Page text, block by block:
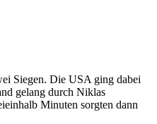
Siegen. Die USA ging dabei
gelang durch Niklas
Minuten sorgten dann